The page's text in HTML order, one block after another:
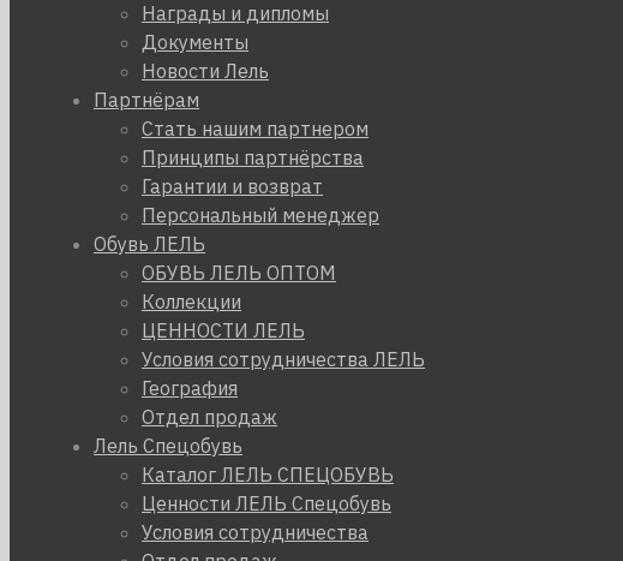
Награды и дипломы
Документы
Новости Лель
Партнёрам
Стать нашим партнером
Принципы партнёрства
Гарантии и возврат
Персональный менеджер
Обувь ЛЕЛЬ
ОБУВЬ ЛЕЛЬ ОПТОМ
Коллекции
ЦЕННОСТИ ЛЕЛЬ
Условия сотрудничества ЛЕЛЬ
География
Отдел продаж
Лель Спецобувь
Каталог ЛЕЛЬ СПЕЦОБУВЬ
Ценности ЛЕЛЬ Спецобувь
Условия сотрудничества